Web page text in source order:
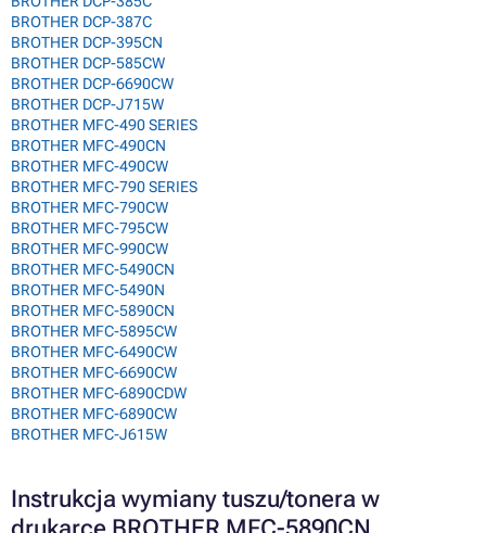
BROTHER DCP-387C
BROTHER DCP-395CN
BROTHER DCP-585CW
BROTHER DCP-6690CW
BROTHER DCP-J715W
BROTHER MFC-490 SERIES
BROTHER MFC-490CN
BROTHER MFC-490CW
BROTHER MFC-790 SERIES
BROTHER MFC-790CW
BROTHER MFC-795CW
BROTHER MFC-990CW
BROTHER MFC-5490CN
BROTHER MFC-5490N
BROTHER MFC-5890CN
BROTHER MFC-5895CW
BROTHER MFC-6490CW
BROTHER MFC-6690CW
BROTHER MFC-6890CDW
BROTHER MFC-6890CW
BROTHER MFC-J615W
Instrukcja wymiany tuszu/tonera w